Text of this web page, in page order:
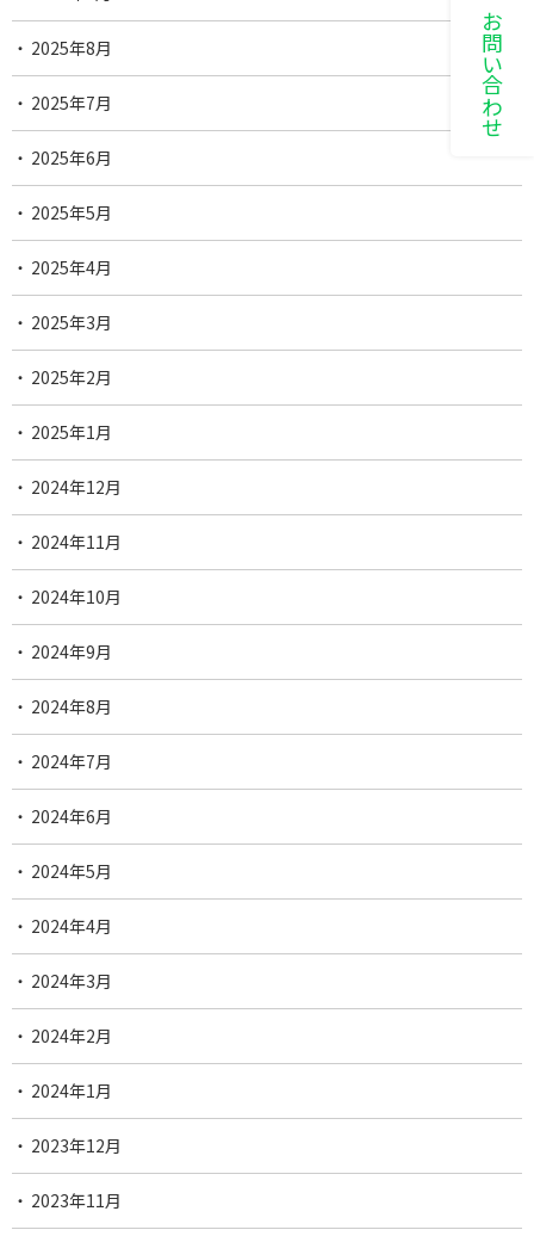
LINEでお問い合わせ
2025年8月
2025年7月
2025年6月
2025年5月
2025年4月
2025年3月
2025年2月
2025年1月
2024年12月
2024年11月
2024年10月
2024年9月
2024年8月
2024年7月
2024年6月
2024年5月
2024年4月
2024年3月
2024年2月
2024年1月
2023年12月
2023年11月